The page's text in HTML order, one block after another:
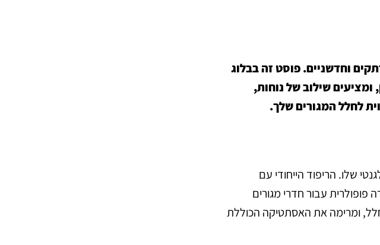
וחדשניים. פוסט זה בבלוג
ומציעים שילוב של נוחות,
לחלל המגורים שלך.
שלו. הריפוד הייחודי עם
עבור חדרי מגורים
ומרימה את האסתטיקה הכוללת